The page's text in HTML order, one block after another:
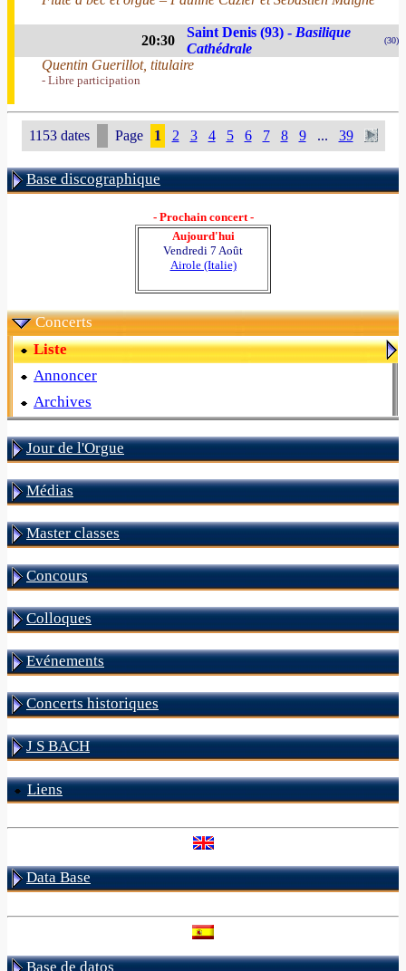
20:30
Saint Denis (93) - Basilique
Cathédrale
(30)
Quentin Guerillot, titulaire
- Libre participation
1153 dates Page 1 2 3 4 5 6 7 8 9 ... 39
Base discographique
- Prochain concert -
Aujourd'hui
Vendredi 7 Août
Airole (Italie)
Concerts
Liste
Annoncer
Archives
Jour de l'Orgue
Médias
Master classes
Concours
Colloques
Evénements
Concerts historiques
J S BACH
Liens
Data Base
Base de datos